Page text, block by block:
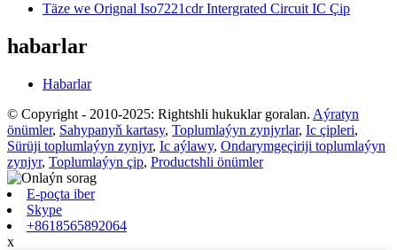
Täze we Orignal Iso7221cdr Intergrated Circuit IC Çip
habarlar
Habarlar
© Copyright - 2010-2025: Rightshli hukuklar goralan. Aýratyn
önümler, Sahypanyň kartasy, Toplumlaýyn zynjyrlar, Ic çipleri,
Sürüji toplumlaýyn zynjyr, Ic aýlawy, Ondarymgeçiriji toplumlaýyn
zynjyr, Toplumlaýyn çip, Productshli önümler
E-poçta iber
Skype
+8618565892064
x